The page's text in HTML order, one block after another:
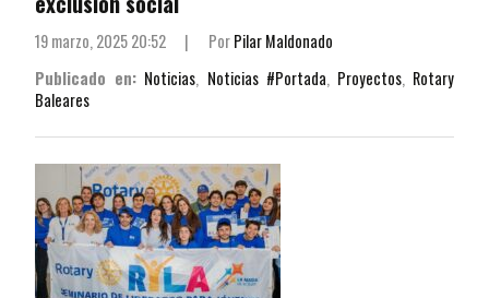
19 marzo, 2025 20:52 | PorPilar Maldonado
Publicado en: Noticias, Noticias #Portada, Proyectos, Rotary
Baleares